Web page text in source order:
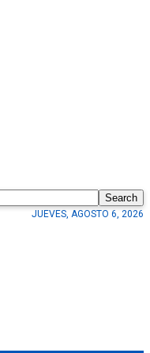
Search
JUEVES, AGOSTO 6, 2026